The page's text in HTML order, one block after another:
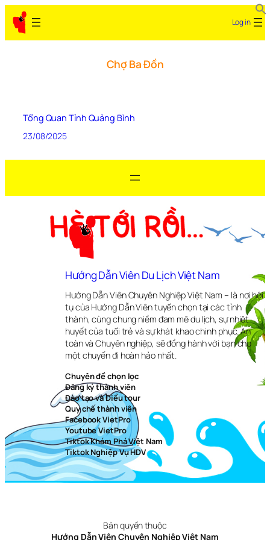
Log in
Chợ Ba Đồn
Tổng Quan Tỉnh Quảng Bình
23/08/2025
Hướng Dẫn Viên Du Lịch Việt Nam
Hướng Dẫn Viên Chuyên Nghiệp Việt Nam – là nơi hội
tụ của Hướng Dẫn Viên tuyển chọn tại các tỉnh
thành, cùng chung niềm đam mê du lịch, sự nhiệt
huyết của tuổi trẻ và sự khát khao chinh phục. An
toàn và Chuyên nghiệp, sẽ đồng hành với bạn cho
một chuyến đi hoàn hảo nhất.
Chuyên đề chọn lọc
Đăng ký thành viên
Đào tạo và Điều tour
Quy chế thành viên
Facebook VietPro
Youtube VietPro
Tiktok Khám Phá Việt Nam
Tiktok Nghiệp Vụ HDV
Bản quyền thuộc
Hướng Dẫn Viên Chuyên Nghiệp Việt Nam